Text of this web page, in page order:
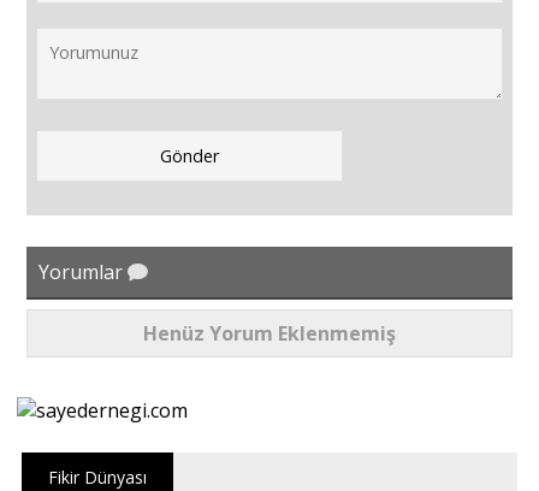
Yorumlar
Henüz Yorum Eklenmemiş
Fikir Dünyası